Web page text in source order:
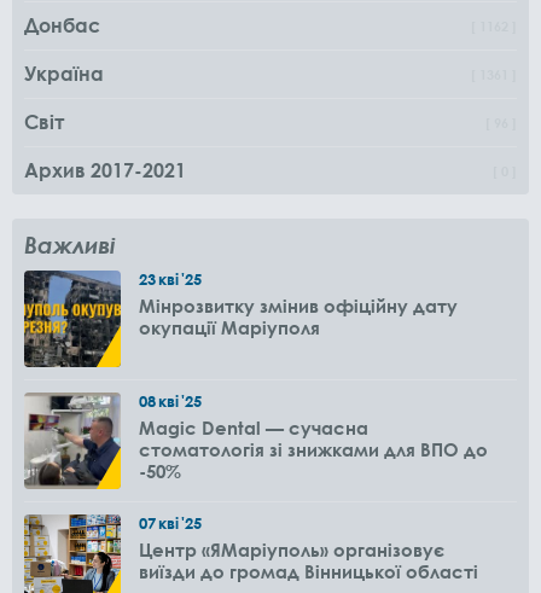
Донбас
Україна
Світ
Архив 2017-2021
Важливі
23кві'25
Мінрозвитку змінив офіційну дату
окупації Маріуполя
08кві'25
Magic Dental — сучасна
стоматологія зі знижками для ВПО до
-50%
07кві'25
Центр «ЯМаріуполь» організовує
виїзди до громад Вінницької області